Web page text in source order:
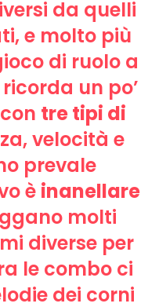
da quelli
e molto più
di ruolo a
un po’
tre tipi di
velocità e
prevale
è inanellare
molti
diverse per
le combo ci
dei corni